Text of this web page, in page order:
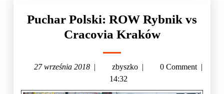
Puchar Polski: ROW Rybnik vs
Cracovia Kraków
27 września 2018 | zbyszko | 0 Comment |
14:32